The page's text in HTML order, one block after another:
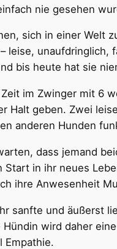
nie gesehen
sich in einer Welt
leise, unaufdringlich,
bis heute hat sie
im Zwinger mit 6
Halt geben. Zwei
anderen Hunden
dass jemand
in ihr neues
ihre Anwesenheit
sanfte und äußerst
wird daher
Empathie.